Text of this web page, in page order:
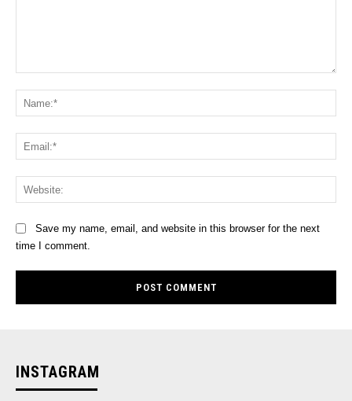
Save my name, email, and website in this browser for the next
time I comment.
INSTAGRAM